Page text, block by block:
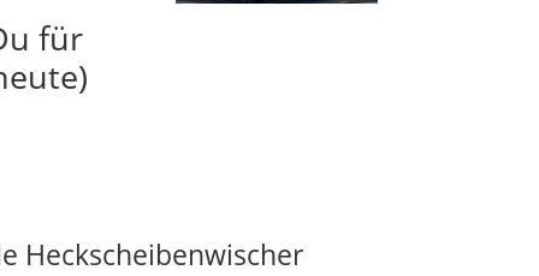
für
Heckscheibenwischer